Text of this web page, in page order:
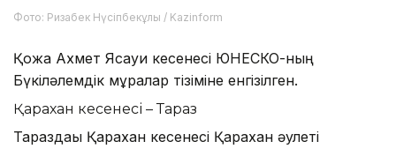
Фото: Ризабек Нүсіпбекұлы / Kazinform
Қожа Ахмет Ясауи кесенесі ЮНЕСКО-ның
Бүкіләлемдік мұралар тізіміне енгізілген.
Қарахан кесенесі – Тараз
Тараздағы Қарахан кесенесі Қарахан әулеті